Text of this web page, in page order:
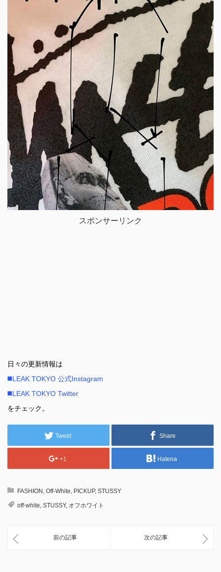
スポンサーリンク
日々の更新情報は
◼️LEAK TOKYO 公式Instagram
◼️LEAK TOKYO Twitter
をチェック。
Tweet Share
+1 Hatena
FASHION , Off-White, PICKUP, STUSSY
off-white, STUSSY, オフホワイト
前の記事 次の記事